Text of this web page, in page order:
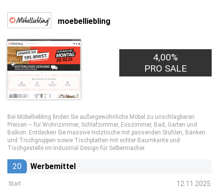
moebelliebling
4,00%
PRO SALE
Bei Möbelliebling finden Sie außergewöhnliche Möbel zu unschlagbaren
Preisen – für Wohnzimmer, Schlafzimmer, Esszimmer, Bad, Garten und
Balkon. Entdecken Sie massive Holztische mit passenden Stühlen, Bänken
und Tischgruppen sowie Tischplatten mit echter Baumkante und
Tischgestelle im Industrial Design für Selbermacher.
20 Werbemittel
Start 12.11.2025